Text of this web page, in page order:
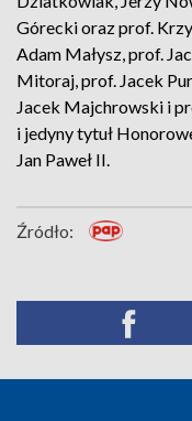
Górecki oraz prof.
Adam Małysz, prof.
Mitoraj, prof. Jacek
Jacek Majchrowski i
i jedyny tytuł
Jan Paweł II.
Źródło: